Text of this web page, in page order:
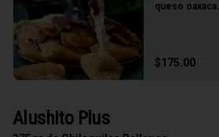
queso oaxaca.
$175.00
Alushito Plus